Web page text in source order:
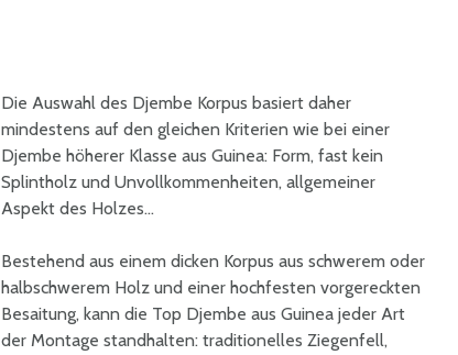
Die Auswahl des Djembe Korpus basiert daher
mindestens auf den gleichen Kriterien wie bei einer
Djembe höherer Klasse aus Guinea: Form, fast kein
Splintholz und Unvollkommenheiten, allgemeiner
Aspekt des Holzes...
Bestehend aus einem dicken Korpus aus schwerem oder
halbschwerem Holz und einer hochfesten vorgereckten
Besaitung, kann die Top Djembe aus Guinea jeder Art
der Montage standhalten: traditionelles Ziegenfell,